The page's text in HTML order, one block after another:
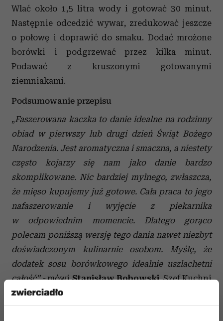
Wlać około 1,5 litra wody i gotować 30 minut.
Następnie odcedzić wywar, zredukować jeszcze
o połowę i doprawić do smaku. Dodać mrożone
borówki i podgrzewać przez kilka minut.
Podawać z kruszonymi gotowanymi
ziemniakami.
Podsumowanie przepisu
„Faszerowana kaczka to danie idealne na rodzinny
obiad w pierwszy lub drugi dzień Świąt Bożego
Narodzenia. Jest aromatyczna i smaczna, a niestety
często kojarzy się nam jako danie bardzo
skomplikowane. Nic bardziej mylnego, zwłaszcza,
że mięso kupujemy już gotowe. Cała praca to jego
nafaszerowanie i wyjęcie z piekarnika
w odpowiednim momencie. Dlatego gorąco
polecam poniższą wersję tego dania nawet niezbyt
doświadczonym kulinarnie osobom. Myślę, że
dodatek sosu borówkowego idealnie uszlachetni
całość” -mówi Stanisław Bobowski, Szef Kuchni
Radisson Blu Hotel Kraków.